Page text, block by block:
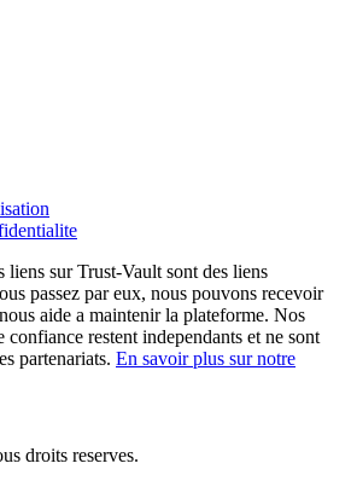
liens sur Trust-Vault sont des liens
passez par eux, nous pouvons recevoir
aide a maintenir la plateforme. Nos
confiance restent independants et ne sont
partenariats. En savoir plus sur notre
droits reserves.